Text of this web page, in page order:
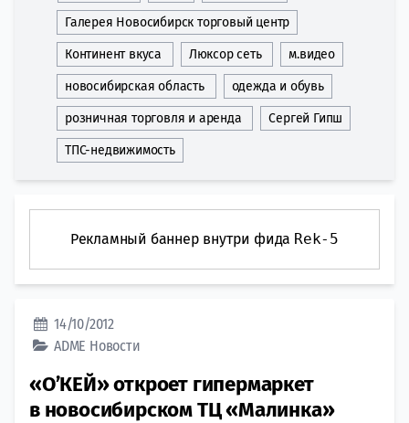
Галерея Новосибирск торговый центр
Континент вкуса Люксор сеть м.видео
новосибирская область одежда и обувь
розничная торговля и аренда Сергей Гипш
ТПС-недвижимость
Рекламный баннер внутри фида Rek-5
14/10/2012
ADME Новости
«О’КЕЙ» откроет гипермаркет
в новосибирском ТЦ «Малинка»